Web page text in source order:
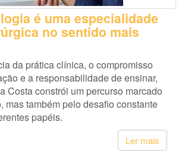
é uma especialidade
no sentido mais
da prática clínica, o compromisso
e a responsabilidade de ensinar,
Costa constrói um percurso marcado
mas também pelo desafio constante
papéis.
Ler mais